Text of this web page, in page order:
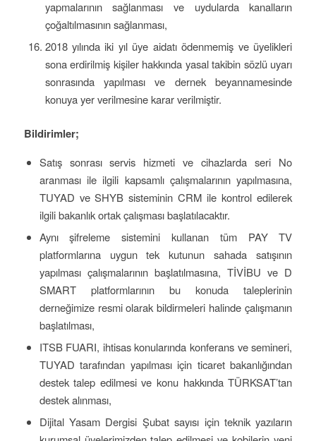
yapmalarının sağlanması ve uydularda kanalların
çoğaltılmasının sağlanması,
2018 yılında iki yıl üye aidatı ödenmemiş ve üyelikleri
sona erdirilmiş kişiler hakkında yasal takibin sözlü uyarı
sonrasında yapılması ve dernek beyannamesinde
konuya yer verilmesine karar verilmiştir.
Bildirimler;
Satış sonrası servis hizmeti ve cihazlarda seri No
aranması ile ilgili kapsamlı çalışmalarının yapılmasına,
TUYAD ve SHYB sisteminin CRM ile kontrol edilerek
ilgili bakanlık ortak çalışması başlatılacaktır.
Aynı şifreleme sistemini kullanan tüm PAY TV
platformlarına uygun tek kutunun sahada satışının
yapılması çalışmalarının başlatılmasına, TİVİBU ve D
SMART platformlarının bu konuda taleplerinin
derneğimize resmi olarak bildirmeleri halinde çalışmanın
başlatılması,
ITSB FUARI, ihtisas konularında konferans ve semineri,
TUYAD tarafından yapılması için ticaret bakanlığından
destek talep edilmesi ve konu hakkında TÜRKSAT’tan
destek alınması,
Dijital Yasam Dergisi Şubat sayısı için teknik yazıların